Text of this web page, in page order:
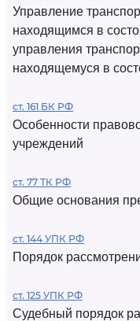
Управление
находящимся в
управления
находящемуся в
ст. 161 БК РФ
Особенности
учреждений
ст. 77 ТК РФ
Общие основания
ст. 144 УПК РФ
Порядок
ст. 125 УПК РФ
Судебный порядок